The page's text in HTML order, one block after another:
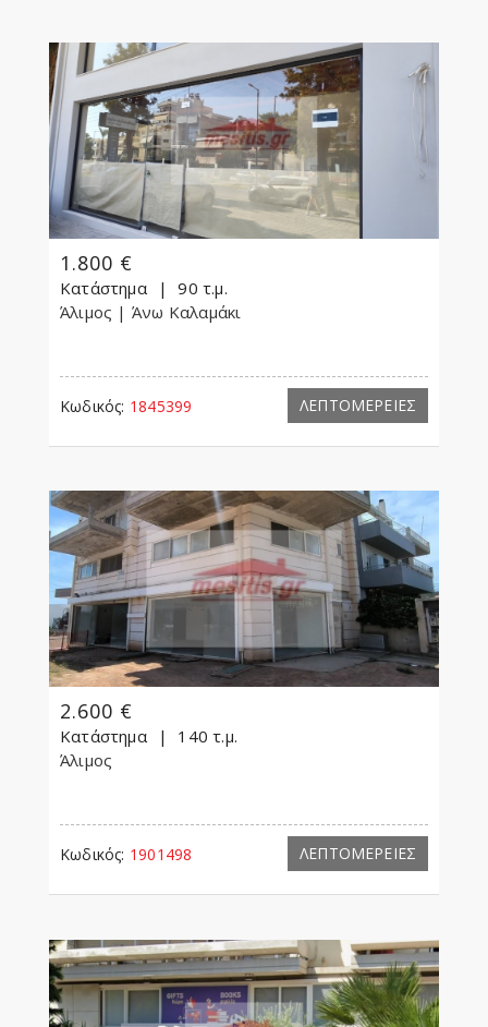
1.800 €
Κατάστημα
90 τ.μ.
Άλιμος | Άνω Καλαμάκι
Κωδικός: 1845399 ΛΕΠΤΟΜΕΡΕΙΕΣ
2.600 €
Κατάστημα
140 τ.μ.
Άλιμος
Κωδικός: 1901498 ΛΕΠΤΟΜΕΡΕΙΕΣ